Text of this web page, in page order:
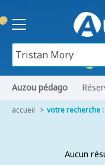
Auzou pédago
accueil votre recherche
Aucun